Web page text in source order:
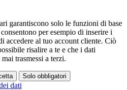
garantiscono solo le funzioni di base
per esempio di inserire i
accedere al tuo account cliente. Ciò
risalire a te e che i dati
trasmessi a terzi.
Solo obbligatori
dati